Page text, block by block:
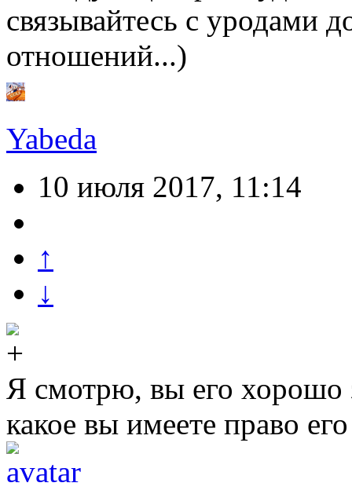
связывайтесь с уродами
отношений...)
Yabeda
10 июля 2017, 11:14
↑
↓
Я смотрю, вы его хорошо
какое вы имеете право